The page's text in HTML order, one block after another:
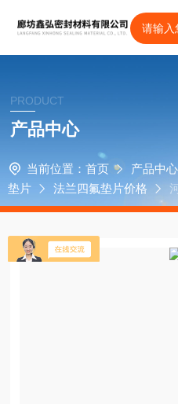
PRODUCT
产品中心
当前位置： 首页 产品中心
垫片
法兰四氟垫片价格
片 定制异性四氟垫